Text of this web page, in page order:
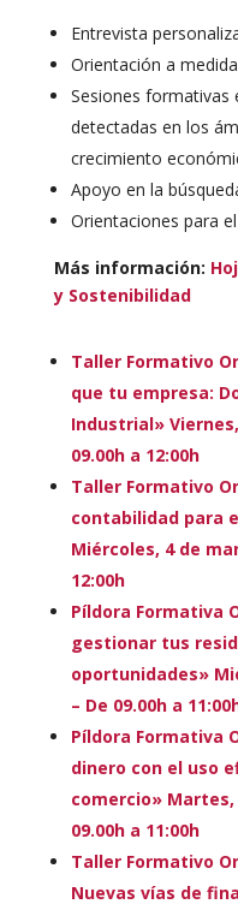
Entrevista
Orientación a medida
Sesiones formativas
detectadas en los
crecimiento
Apoyo en la
Orientaciones para
Más información:
y Sostenibilidad
Taller Formativo
que tu empresa:
Industrial»
09.00h a 12:00h
Taller Formativo
contabilidad para
Miércoles, 4 de
12:00h
Píldora Formativa
gestionar tus
oportunidades»
– De 09.00h a
Píldora Formativa
dinero con el uso
comercio» Martes,
09.00h a 11:00h
Taller Formativo
Nuevas vías de